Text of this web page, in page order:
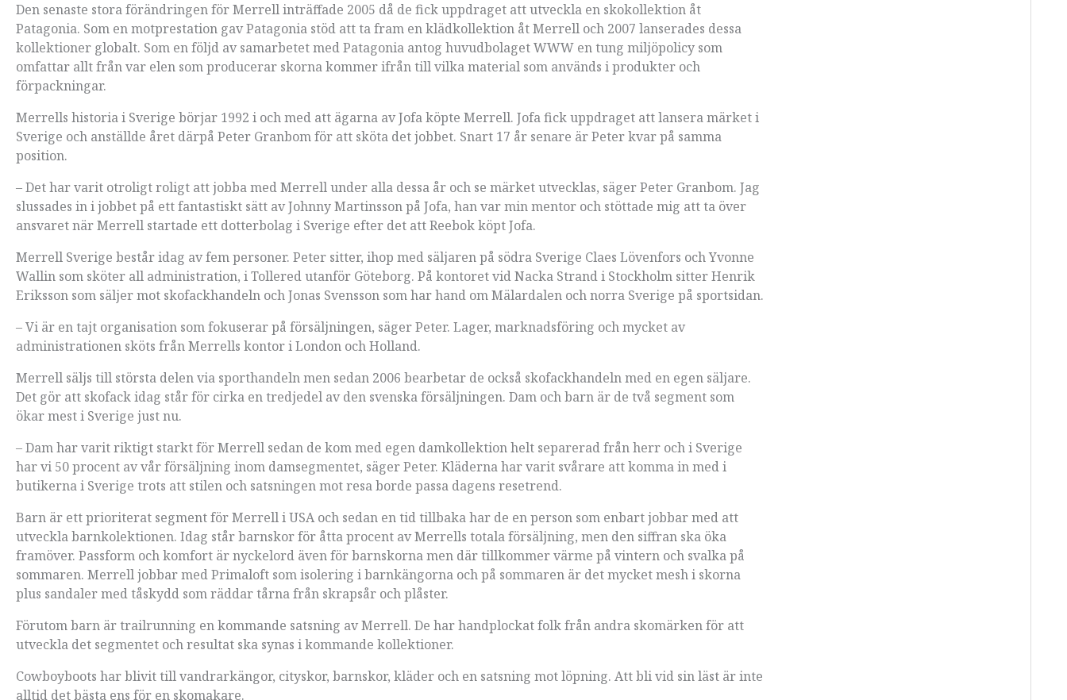
Den senaste stora förändringen för Merrell inträffade 2005 då de fick uppdraget att utveckla en skokollektion åt
Patagonia. Som en motprestation gav Patagonia stöd att ta fram en klädkollektion åt Merrell och 2007 lanserades dessa
kollektioner globalt. Som en följd av samarbetet med Patagonia antog huvudbolaget WWW en tung miljöpolicy som
omfattar allt från var elen som producerar skorna kommer ifrån till vilka material som används i produkter och
förpackningar.
Merrells historia i Sverige börjar 1992 i och med att ägarna av Jofa köpte Merrell. Jofa fick uppdraget att lansera märket i
Sverige och anställde året därpå Peter Granbom för att sköta det jobbet. Snart 17 år senare är Peter kvar på samma
position.
– Det har varit otroligt roligt att jobba med Merrell under alla dessa år och se märket utvecklas, säger Peter Granbom. Jag
slussades in i jobbet på ett fantastiskt sätt av Johnny Martinsson på Jofa, han var min mentor och stöttade mig att ta över
ansvaret när Merrell startade ett dotterbolag i Sverige efter det att Reebok köpt Jofa.
Merrell Sverige består idag av fem personer. Peter sitter, ihop med säljaren på södra Sverige Claes Lövenfors och Yvonne
Wallin som sköter all administration, i Tollered utanför Göteborg. På kontoret vid Nacka Strand i Stockholm sitter Henrik
Eriksson som säljer mot skofackhandeln och Jonas Svensson som har hand om Mälardalen och norra Sverige på sportsidan.
– Vi är en tajt organisation som fokuserar på försäljningen, säger Peter. Lager, marknadsföring och mycket av
administrationen sköts från Merrells kontor i London och Holland.
Merrell säljs till största delen via sporthandeln men sedan 2006 bearbetar de också skofackhandeln med en egen säljare.
Det gör att skofack idag står för cirka en tredjedel av den svenska försäljningen. Dam och barn är de två segment som
ökar mest i Sverige just nu.
– Dam har varit riktigt starkt för Merrell sedan de kom med egen damkollektion helt separerad från herr och i Sverige
har vi 50 procent av vår försäljning inom damsegmentet, säger Peter. Kläderna har varit svårare att komma in med i
butikerna i Sverige trots att stilen och satsningen mot resa borde passa dagens resetrend.
Barn är ett prioriterat segment för Merrell i USA och sedan en tid tillbaka har de en person som enbart jobbar med att
utveckla barnkolektionen. Idag står barnskor för åtta procent av Merrells totala försäljning, men den siffran ska öka
framöver. Passform och komfort är nyckelord även för barnskorna men där tillkommer värme på vintern och svalka på
sommaren. Merrell jobbar med Primaloft som isolering i barnkängorna och på sommaren är det mycket mesh i skorna
plus sandaler med tåskydd som räddar tårna från skrapsår och plåster.
Förutom barn är trailrunning en kommande satsning av Merrell. De har handplockat folk från andra skomärken för att
utveckla det segmentet och resultat ska synas i kommande kollektioner.
Cowboyboots har blivit till vandrarkängor, cityskor, barnskor, kläder och en satsning mot löpning. Att bli vid sin läst är inte
alltid det bästa ens för en skomakare.